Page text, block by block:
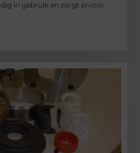
in gebruik en zorgt ervoor